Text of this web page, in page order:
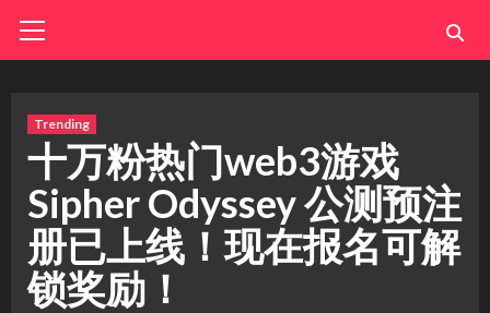
Menu
Trending
十万粉热门web3游戏
Sipher Odyssey 公测预注
册已上线！现在报名可解
锁奖励！